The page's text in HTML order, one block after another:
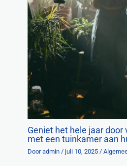
Geniet het hele jaar door
met een tuinkamer aan
Door admin / juli 10, 2025 /